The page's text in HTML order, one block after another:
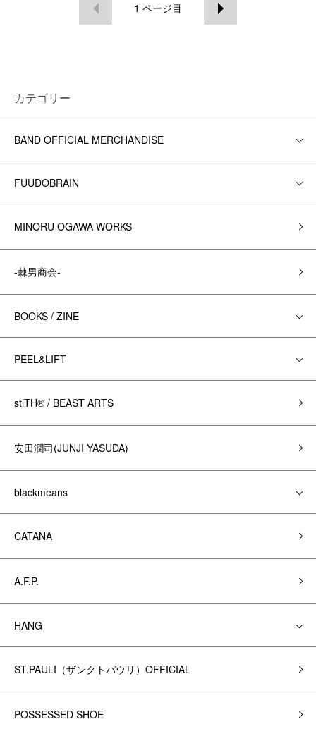
1 ページ目
カテゴリー
BAND OFFICIAL MERCHANDISE
FUUDOBRAIN
MINORU OGAWA WORKS
-棘男商会-
BOOKS / ZINE
PEEL&LIFT
stlTH® / BEAST ARTS
安田潤司(JUNJI YASUDA)
blackmeans
CATANA
A.F.P.
HANG
ST.PAULI（ザンクトパウリ）OFFICIAL
POSSESSED SHOE